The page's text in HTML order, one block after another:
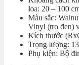
loa: 20 – 100
Màu sắc:
Vinyl (tro đen)
Kích thước
Trọng lượng:
Phụ kiện: Bộ